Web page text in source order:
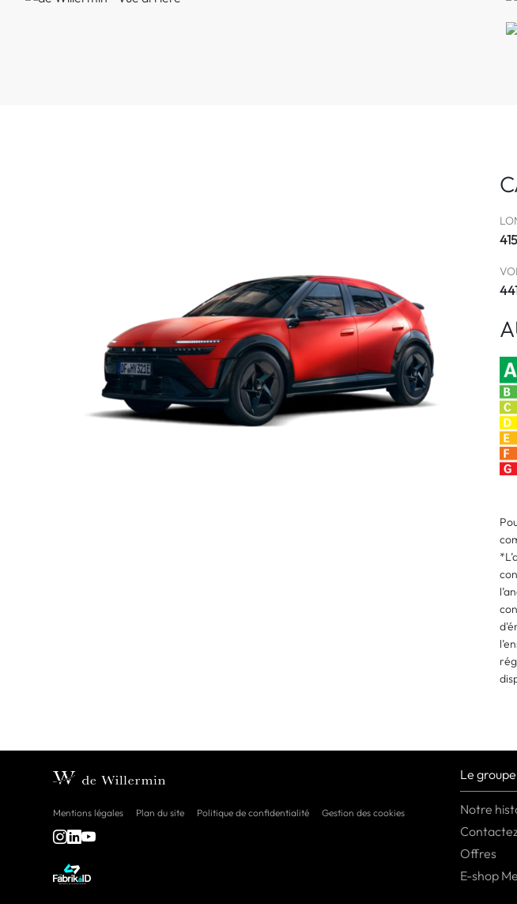
Mentions légales Plan du site Politique de confidentialité Gestion des cookies
Le
Notre
Offres
E-shop